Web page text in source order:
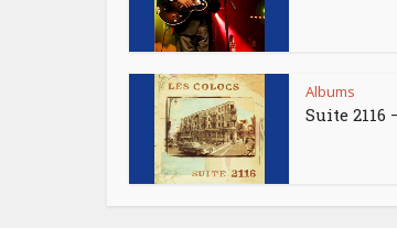
Albums
Suite 2116